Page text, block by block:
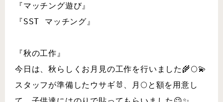
『マッチング遊び』
『SST マッチング』
『秋の工作』
今日は、秋らしくお月見の工作を行いました🌾🌕💫
スタッフが準備したウサギ🐰、月🌕と額を用意し